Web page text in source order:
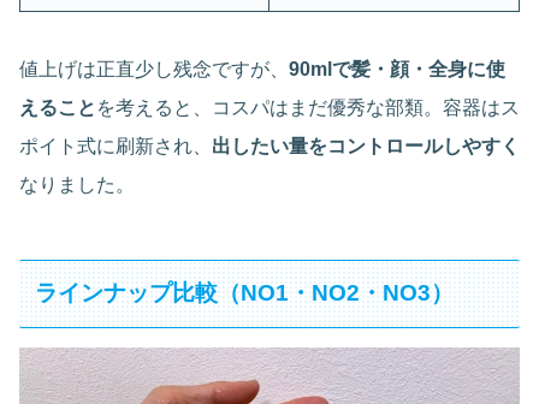
値上げは正直少し残念ですが、 90mlで髪・顔・全身に使
えること を考えると、コスパはまだ優秀な部類。容器はス
ポイト式に刷新され、 出したい量をコントロールしやすく
なりました。
ラインナップ比較（NO1・NO2・NO3）